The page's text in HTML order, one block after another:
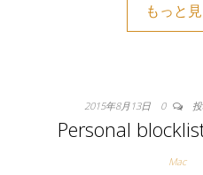
もっと
2015年8月13日 0
Personal
Mac